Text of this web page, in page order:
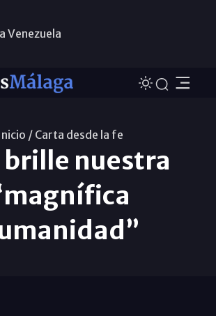
Venezuela
/ Carta desde la fe
brille nuestra